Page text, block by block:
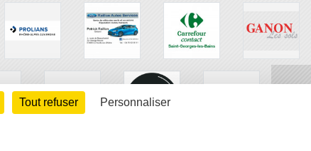
Tout refuser Personnaliser